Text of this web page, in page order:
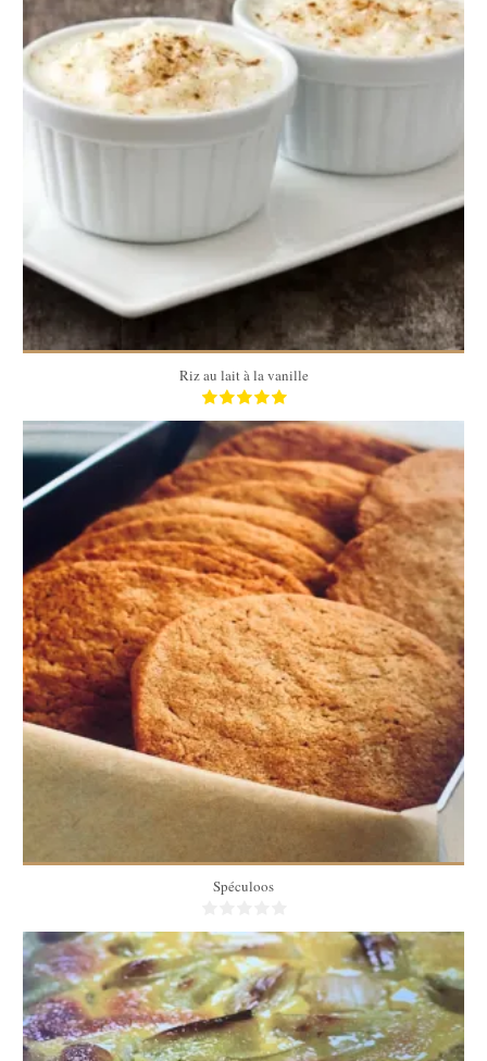
4 pers
25 Min
Riz au lait à la vanille
6 personnes
10 Min
Spéculoos